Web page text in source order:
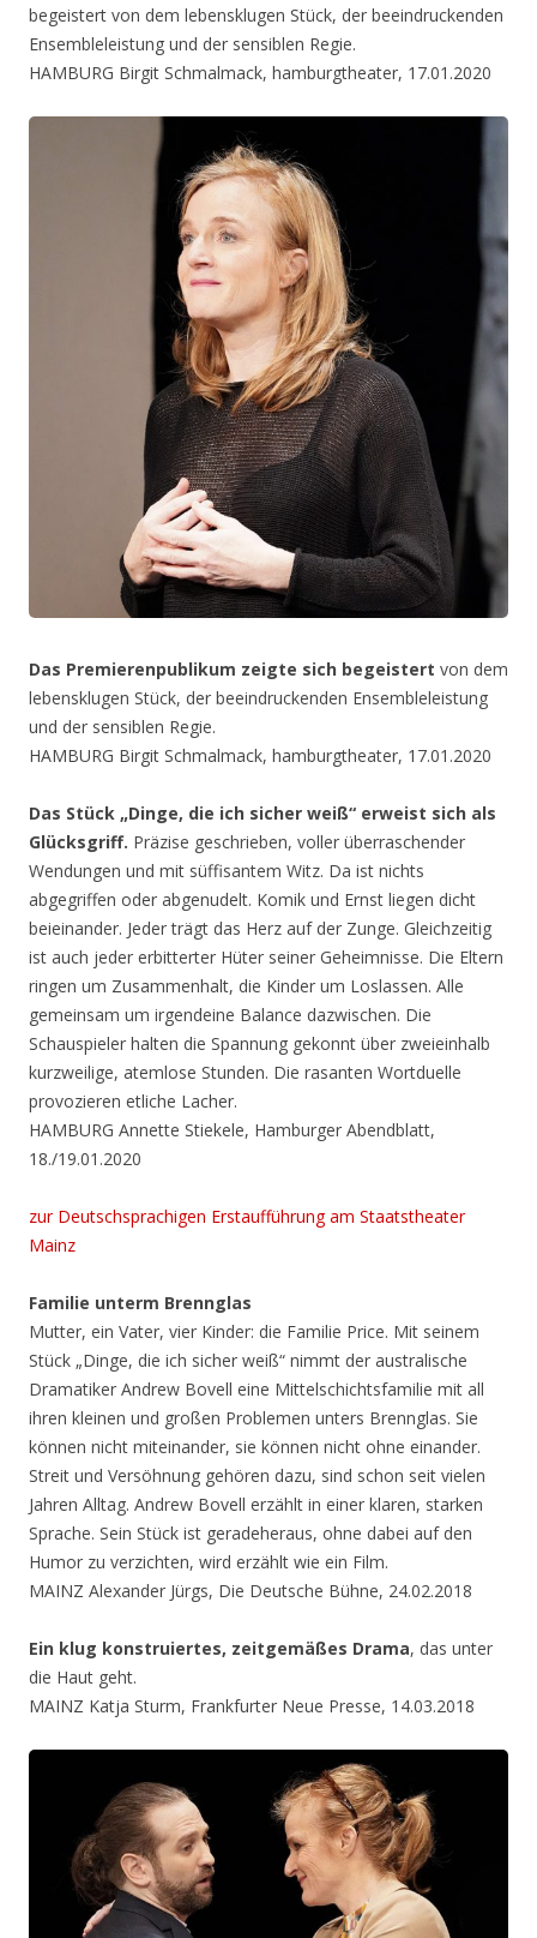
begeistert von dem lebensklugen Stück, der beeindruckenden
Ensembleleistung und der sensiblen Regie.
HAMBURG Birgit Schmalmack, hamburgtheater, 17.01.2020
Das Premierenpublikum zeigte sich begeistert von dem
lebensklugen Stück, der beeindruckenden Ensembleleistung
und der sensiblen Regie.
HAMBURG Birgit Schmalmack, hamburgtheater, 17.01.2020
Das Stück „Dinge, die ich sicher weiß“ erweist sich als
Glücksgriff. Präzise geschrieben, voller überraschender
Wendungen und mit süffisantem Witz. Da ist nichts
abgegriffen oder abgenudelt. Komik und Ernst liegen dicht
beieinander. Jeder trägt das Herz auf der Zunge. Gleichzeitig
ist auch jeder erbitterter Hüter seiner Geheimnisse. Die Eltern
ringen um Zusammenhalt, die Kinder um Loslassen. Alle
gemeinsam um irgendeine Balance dazwischen. Die
Schauspieler halten die Spannung gekonnt über zweieinhalb
kurzweilige, atemlose Stunden. Die rasanten Wortduelle
provozieren etliche Lacher.
HAMBURG Annette Stiekele, Hamburger Abendblatt,
18./19.01.2020
zur Deutschsprachigen Erstaufführung am Staatstheater
Mainz
Familie unterm Brennglas
Mutter, ein Vater, vier Kinder: die Familie Price. Mit seinem
Stück „Dinge, die ich sicher weiß“ nimmt der australische
Dramatiker Andrew Bovell eine Mittelschichtsfamilie mit all
ihren kleinen und großen Problemen unters Brennglas. Sie
können nicht miteinander, sie können nicht ohne einander.
Streit und Versöhnung gehören dazu, sind schon seit vielen
Jahren Alltag. Andrew Bovell erzählt in einer klaren, starken
Sprache. Sein Stück ist geradeheraus, ohne dabei auf den
Humor zu verzichten, wird erzählt wie ein Film.
MAINZ Alexander Jürgs, Die Deutsche Bühne, 24.02.2018
Ein klug konstruiertes, zeitgemäßes Drama, das unter
die Haut geht.
MAINZ Katja Sturm, Frankfurter Neue Presse, 14.03.2018